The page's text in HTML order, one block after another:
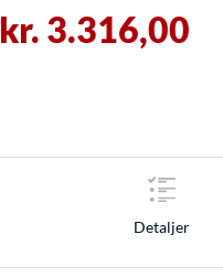
kr. 3.316,00
Detaljer